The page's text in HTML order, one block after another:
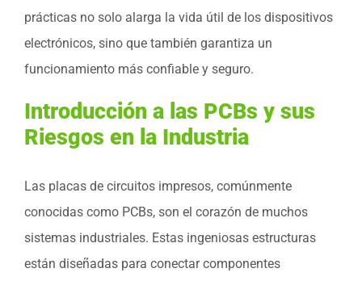
prácticas no solo alarga la vida útil de los dispositivos
electrónicos, sino que también garantiza un
funcionamiento más confiable y seguro.
Introducción a las PCBs y sus
Riesgos en la Industria
Las placas de circuitos impresos, comúnmente
conocidas como PCBs, son el corazón de muchos
sistemas industriales. Estas ingeniosas estructuras
están diseñadas para conectar componentes